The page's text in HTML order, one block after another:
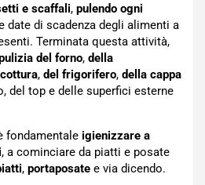
e scaffali, pulendo ogni
date di scadenza degli alimenti a
Terminata questa attività,
del forno, della
, del frigorifero, della cappa
del top e delle superfici esterne
fondamentale igienizzare a
, a cominciare da piatti e posate
, portaposate e via dicendo.